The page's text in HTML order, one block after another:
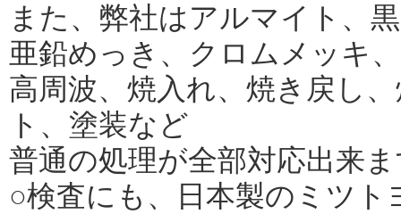
また、弊社はアルマイト、
亜鉛めっき、クロムメッキ、
高周波、焼入れ、焼き戻し
ト、塗装など
普通の処理が全部対応出来
○検査にも、日本製のミツ